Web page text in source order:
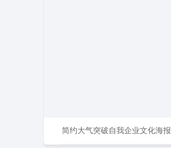
简约大气突破自我企业文化海报